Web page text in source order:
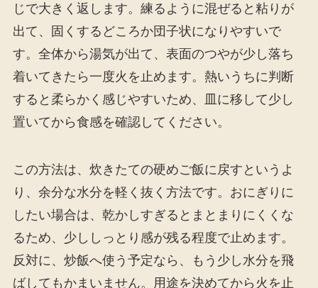
じで大きく返します。練るように混ぜると粘りが
出て、固くするどころか団子状になりやすいで
す。全体から湯気が出て、表面のつやが少し落ち
着いてきたら一度火を止めます。熱いうちに判断
すると柔らかく感じやすいため、皿に移して少し
置いてから食感を確認してください。
この方法は、炊きたての硬めご飯に戻すというよ
り、余分な水分を軽く抜く方法です。おにぎりに
したい場合は、乾かしすぎるとまとまりにくくな
るため、少ししっとり感が残る程度で止めます。
反対に、炒飯へ使う予定なら、もう少し水分を飛
ばしてもかまいません。用途を決めてから火を止